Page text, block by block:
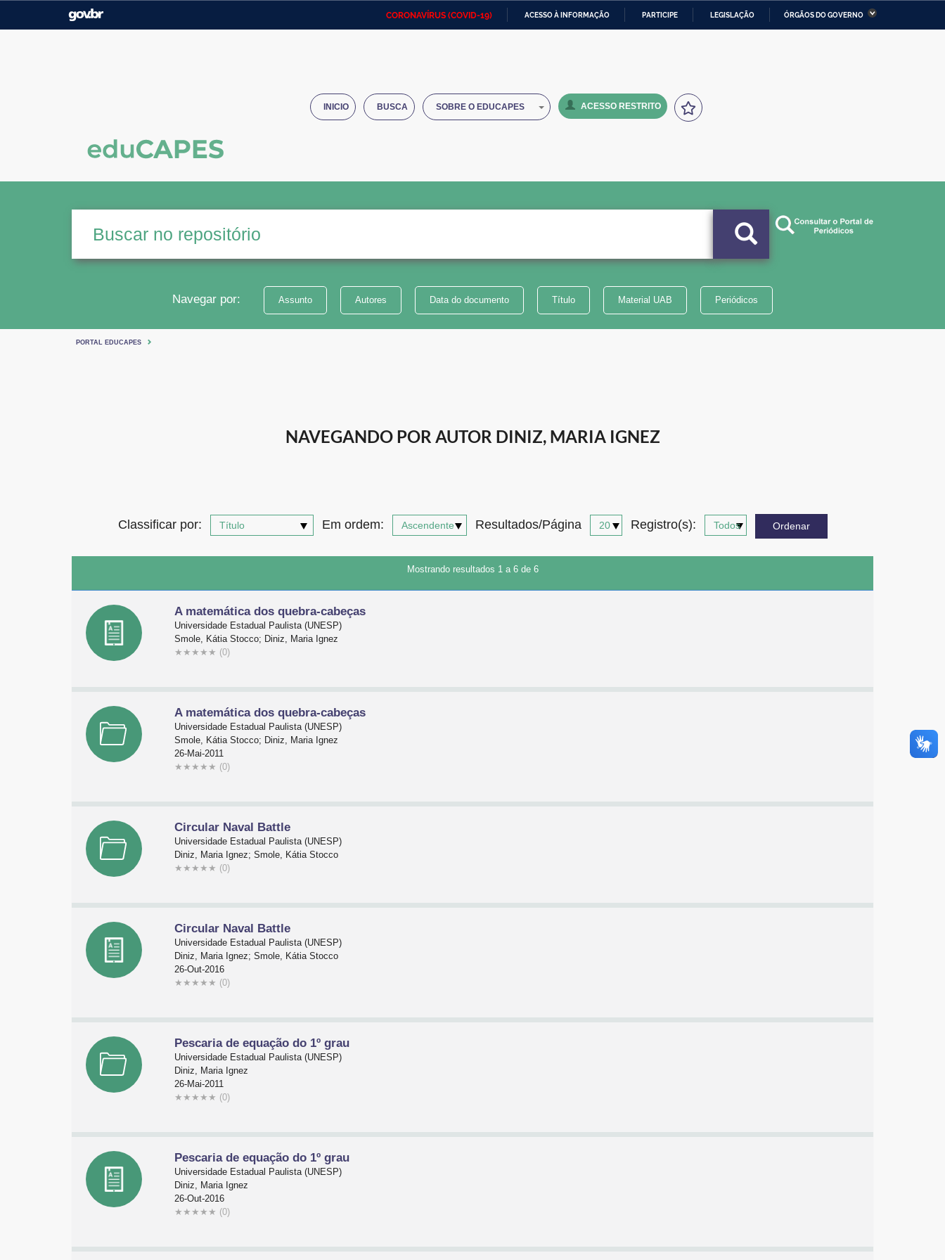
CORONAVÍRUS (COVID-19) ACESSO À INFORMAÇÃO PARTICIPE LEGISLAÇÃO ÓRGÃOS DO GOVERNO
Ministério das Relações
Ministério da Economia Ministério da Infraestrutura
Institucional
INICIO BUSCA SOBRE O EDUCAPES ACESSO RESTRITO
Navegar por: Assunto Autores Data do documento Título Material UAB Periódicos
PORTAL EDUCAPES
NAVEGANDO POR AUTOR DINIZ, MARIA IGNEZ
Classificar por: Em ordem: Resultados/Página Registro(s):
Mostrando resultados 1 a 6 de 6
A matemática dos quebra-cabeças
Universidade Estadual Paulista (UNESP)
Smole, Kátia Stocco; Diniz, Maria Ignez
★ ★ ★ ★ ★ (0)
A matemática dos quebra-cabeças
Universidade Estadual Paulista (UNESP)
Smole, Kátia Stocco; Diniz, Maria Ignez
26-Mai-2011
★ ★ ★ ★ ★ (0)
Circular Naval Battle
Universidade Estadual Paulista (UNESP)
Diniz, Maria Ignez; Smole, Kátia Stocco
★ ★ ★ ★ ★ (0)
Circular Naval Battle
Universidade Estadual Paulista (UNESP)
Diniz, Maria Ignez; Smole, Kátia Stocco
26-Out-2016
★ ★ ★ ★ ★ (0)
Pescaria de equação do 1º grau
Universidade Estadual Paulista (UNESP)
Diniz, Maria Ignez
26-Mai-2011
★ ★ ★ ★ ★ (0)
Pescaria de equação do 1º grau
Universidade Estadual Paulista (UNESP)
Diniz, Maria Ignez
26-Out-2016
★ ★ ★ ★ ★ (0)